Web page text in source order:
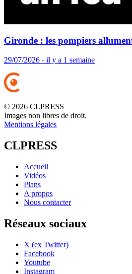
Gironde : les pompiers
29/07/2026 - il y a 1 semaine
© 2026 CLPRESS
Images non libres de droit.
Mentions légales
CLPRESS
Accueil
Vidéos
Plans
A propos
Nous contacter
Réseaux sociaux
X (ex Twitter)
Facebook
Youtube
Instagram